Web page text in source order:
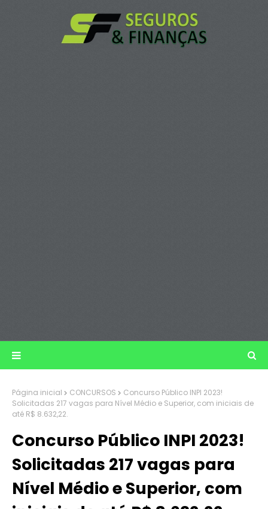
Página inicial CONCURSOS
Concurso Público INPI 2023!
Solicitadas 217 vagas para Nível Médio e Superior, com iniciais de
até R$ 8.632,22.
Concurso Público INPI 2023!
Solicitadas 217 vagas para
Nível Médio e Superior, com